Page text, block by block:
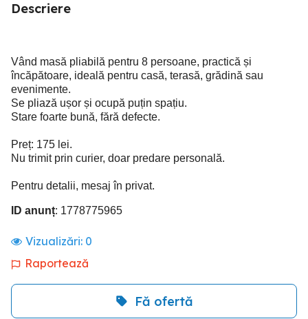
Descriere
Vând masă pliabilă pentru 8 persoane, practică și
încăpătoare, ideală pentru casă, terasă, grădină sau
evenimente.
Se pliază ușor și ocupă puțin spațiu.
Stare foarte bună, fără defecte.
Preț: 175 lei.
Nu trimit prin curier, doar predare personală.
Pentru detalii, mesaj în privat.
ID anunț: 1778775965
Vizualizări: 0
Raportează
Fă ofertă